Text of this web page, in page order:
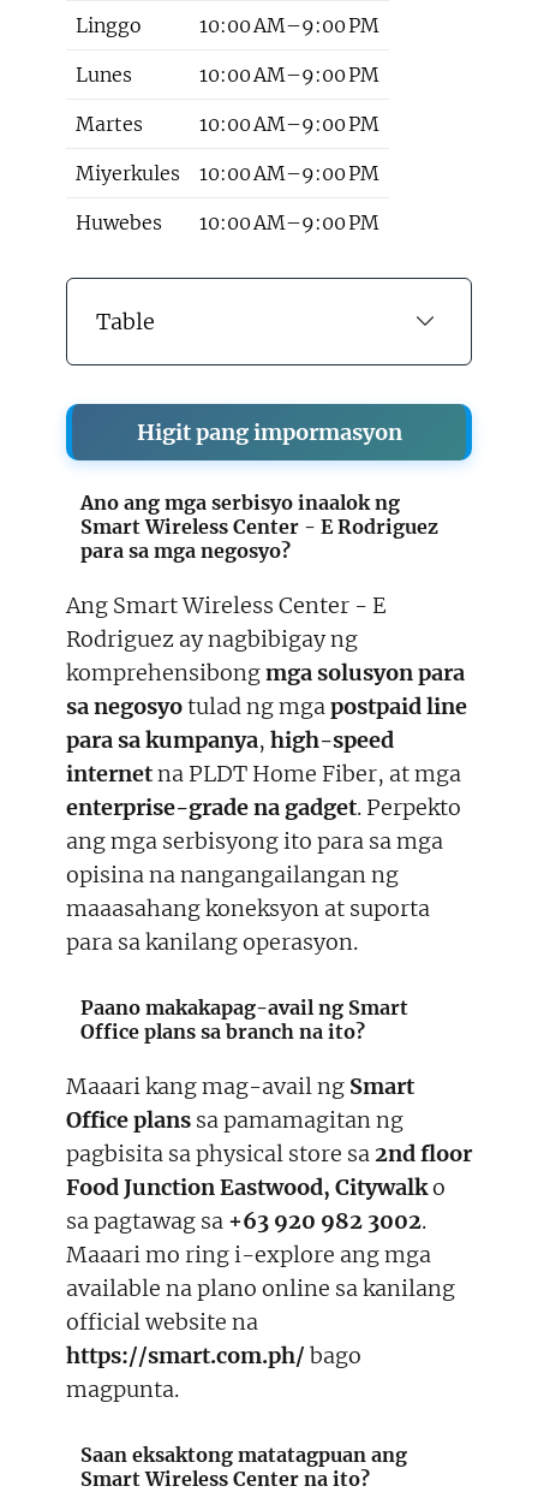
Linggo 10:00 AM–9:00 PM
Lunes 10:00 AM–9:00 PM
Martes 10:00 AM–9:00 PM
Miyerkules 10:00 AM–9:00 PM
Huwebes 10:00 AM–9:00 PM
Table
Higit pang impormasyon
Ano ang mga serbisyo inaalok ng
Smart Wireless Center - E Rodriguez
para sa mga negosyo?
Ang Smart Wireless Center - E
Rodriguez ay nagbibigay ng
komprehensibongmga solusyon para
sa negosyotulad ng mgapostpaid line
para sa kumpanya, high-speed
internetna PLDT Home Fiber, at mga
enterprise-grade na gadget. Perpekto
ang mga serbisyong ito para sa mga
opisina na nangangailangan ng
maaasahang koneksyon at suporta
para sa kanilang operasyon.
Paano makakapag-avail ng Smart
Office plans sa branch na ito?
Maaari kang mag-avail ng Smart
Office plans sa pamamagitan ng
pagbisita sa physical store sa2nd floor
Food Junction Eastwood, Citywalko
sa pagtawag sa +63 920 982 3002.
Maaari mo ring i-explore ang mga
available na plano online sa kanilang
official website na
https://smart.com.ph/ bago
magpunta.
Saan eksaktong matatagpuan ang
Smart Wireless Center na ito?